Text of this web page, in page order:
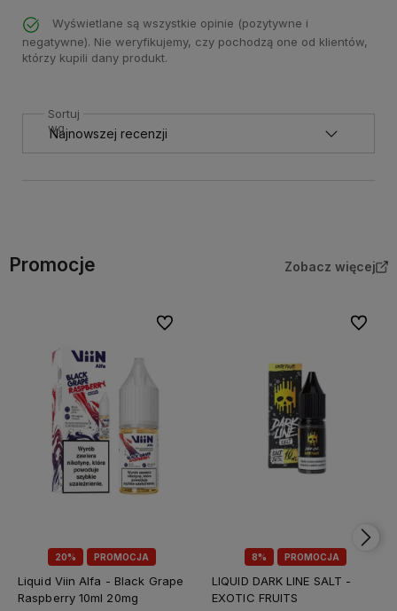
Wyświetlane są wszystkie opinie (pozytywne i
negatywne). Nie weryfikujemy, czy pochodzą one od klientów,
którzy kupili dany produkt.
Sortuj
wg
Promocje Zobacz więcej
20% PROMOCJA
Liquid Viin Alfa - Black Grape
Raspberry 10ml 20mg
Do ulubionych
8% PROMOCJA
LIQUID DARK LINE SALT -
EXOTIC FRUITS
Do